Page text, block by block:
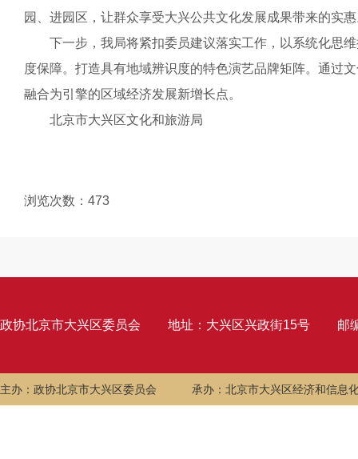
园、进园区，让群众享受大兴公共文化发展成果带来的实
下一步，我局将紧扣委员建议落实工作，以系统化思维
度保障。打造具有地域辨识度的特色演艺品牌矩阵。通过
融合为引擎的区域经济发展新增长点。
北京市大兴区文化和旅游局
浏览次数： 473
政协北京市大兴区委员会 地址：大兴区兴政街15号 邮
主办：政协北京市大兴区委员会 承办：北京市大兴区经济和信息